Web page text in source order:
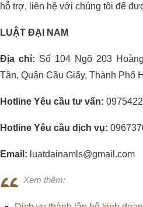
hỗ trợ, liên hệ với chúng tôi để
LUẬT ĐẠI NAM
Địa chỉ: Số 104 Ngõ 203
Tân, Quận Cầu Giấy, Thành Phố
Hotline Yêu cầu tư vấn:
Hotline Yêu cầu dịch vụ:
Email: luatdainamls@gmail.com
Xem thêm: